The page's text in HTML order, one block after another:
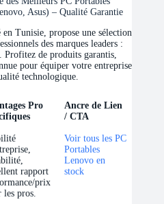
Asus) – Qualité Garantie
Tunisie, propose une sélection
des marques leaders :
de produits garantis,
pour équiper votre entreprise
technologique.
Pro
Ancre de Lien
/ CTA
Pro
Ancre de Lien
/ CTA
rapport
prix
les pros.
Voir tous les PC
Portables
Lenovo en
stock